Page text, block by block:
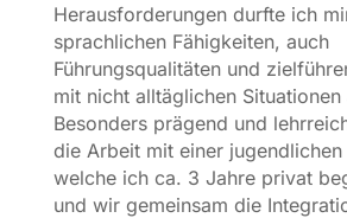
Herausforderungen durfte ich
sprachlichen Fähigkeiten, auch
Führungsqualitäten und
mit nicht alltäglichen Situationen
Besonders prägend und
die Arbeit mit einer jugendlichen
welche ich ca. 3 Jahre privat
und wir gemeinsam die